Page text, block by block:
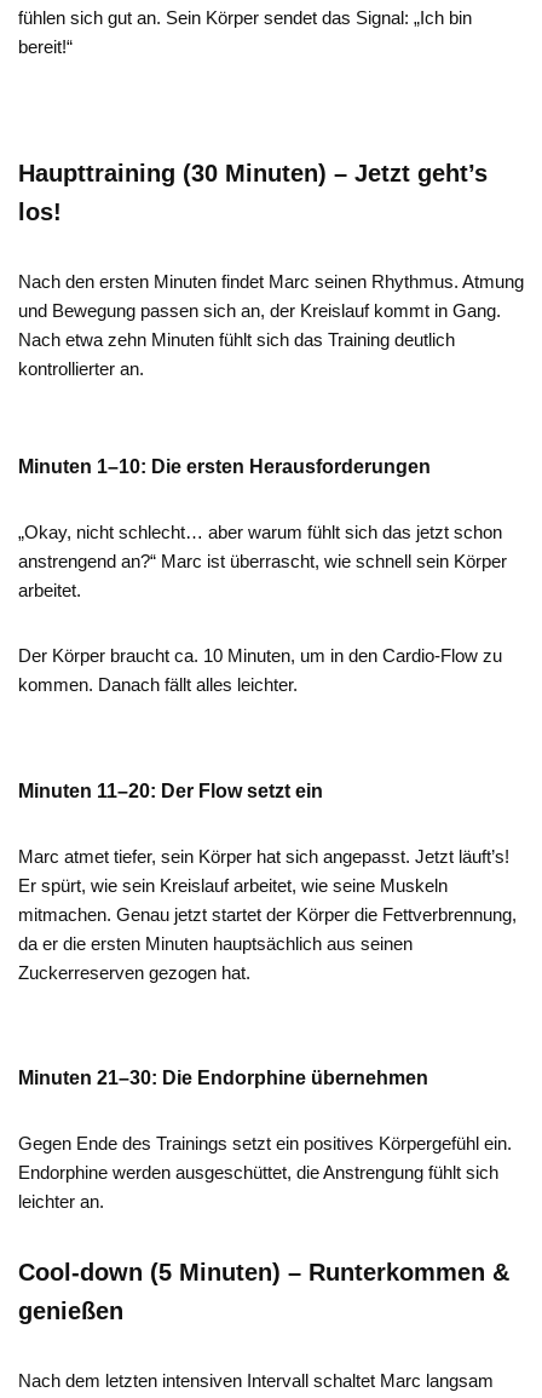
fühlen sich gut an. Sein Körper sendet das Signal: „Ich bin
bereit!“
Haupttraining (30 Minuten) – Jetzt geht’s
los!
Nach den ersten Minuten findet Marc seinen Rhythmus. Atmung
und Bewegung passen sich an, der Kreislauf kommt in Gang.
Nach etwa zehn Minuten fühlt sich das Training deutlich
kontrollierter an.
Minuten 1–10: Die ersten Herausforderungen
„Okay, nicht schlecht… aber warum fühlt sich das jetzt schon
anstrengend an?“ Marc ist überrascht, wie schnell sein Körper
arbeitet.
Der Körper braucht ca. 10 Minuten, um in den Cardio-Flow zu
kommen. Danach fällt alles leichter.
Minuten 11–20: Der Flow setzt ein
Marc atmet tiefer, sein Körper hat sich angepasst. Jetzt läuft’s!
Er spürt, wie sein Kreislauf arbeitet, wie seine Muskeln
mitmachen. Genau jetzt startet der Körper die Fettverbrennung,
da er die ersten Minuten hauptsächlich aus seinen
Zuckerreserven gezogen hat.
Minuten 21–30: Die Endorphine übernehmen
Gegen Ende des Trainings setzt ein positives Körpergefühl ein.
Endorphine werden ausgeschüttet, die Anstrengung fühlt sich
leichter an.
Cool-down (5 Minuten) – Runterkommen &
genießen
Nach dem letzten intensiven Intervall schaltet Marc langsam